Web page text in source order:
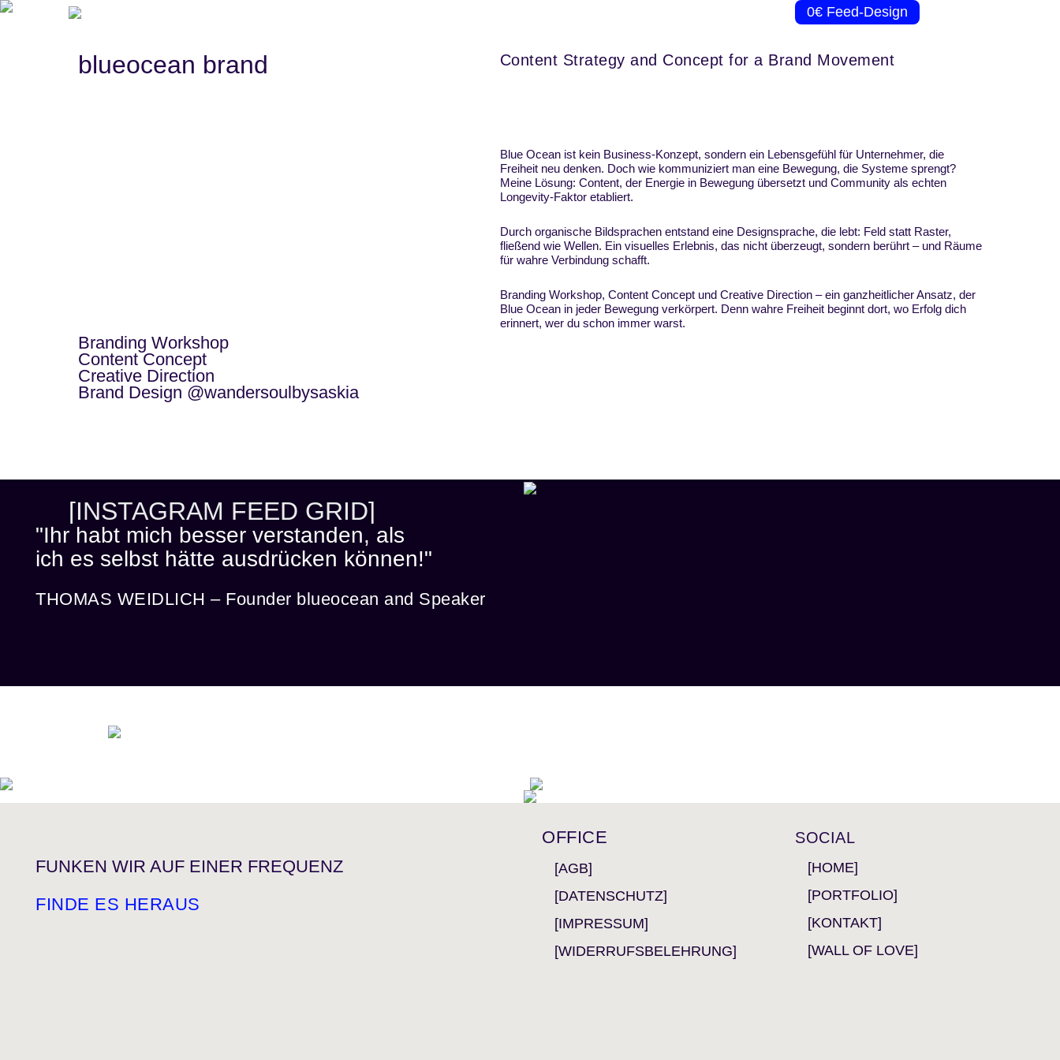
0€ Feed-Design
blueocean brand
Branding Workshop
Content Concept
Creative Direction
Brand Design @wandersoulbysaskia
Content Strategy and Concept for a Brand Movement
Blue Ocean ist kein Business-Konzept, sondern ein Lebensgefühl für Unternehmer, die
Freiheit neu denken. Doch wie kommuniziert man eine Bewegung, die Systeme sprengt?
Meine Lösung: Content, der Energie in Bewegung übersetzt und Community als echten
Longevity-Faktor etabliert.
Durch organische Bildsprachen entstand eine Designsprache, die lebt: Feld statt Raster,
fließend wie Wellen. Ein visuelles Erlebnis, das nicht überzeugt, sondern berührt – und Räume
für wahre Verbindung schafft.
Branding Workshop, Content Concept und Creative Direction – ein ganzheitlicher Ansatz, der
Blue Ocean in jeder Bewegung verkörpert. Denn wahre Freiheit beginnt dort, wo Erfolg dich
erinnert, wer du schon immer warst.
[INSTAGRAM FEED GRID]
"Ihr habt mich besser verstanden, als
ich es selbst hätte ausdrücken können!"
THOMAS WEIDLICH – Founder blueocean and Speaker
FUNKEN WIR AUF EINER FREQUENZ
FINDE ES HERAUS
OFFICE
[AGB]
[DATENSCHUTZ]
[IMPRESSUM]
[WIDERRUFSBELEHRUNG]
SOCIAL
[HOME]
[PORTFOLIO]
[KONTAKT]
[WALL OF LOVE]